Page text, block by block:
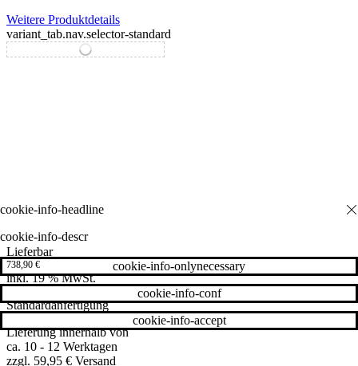
Weitere Produktdetails
variant_tab.nav.selector-standard
variant_tab.nav.selector-special
Lieferbar
738,90 €
inkl. 19 % MwSt.
Standardanfertigung
Lieferung innerhalb von
ca. 10 - 12 Werktagen
zzgl. 59,95 € Versand
cookie-info-descr
cookie-info-accept
cookie-info-conf
cookie-info-onlynecessary